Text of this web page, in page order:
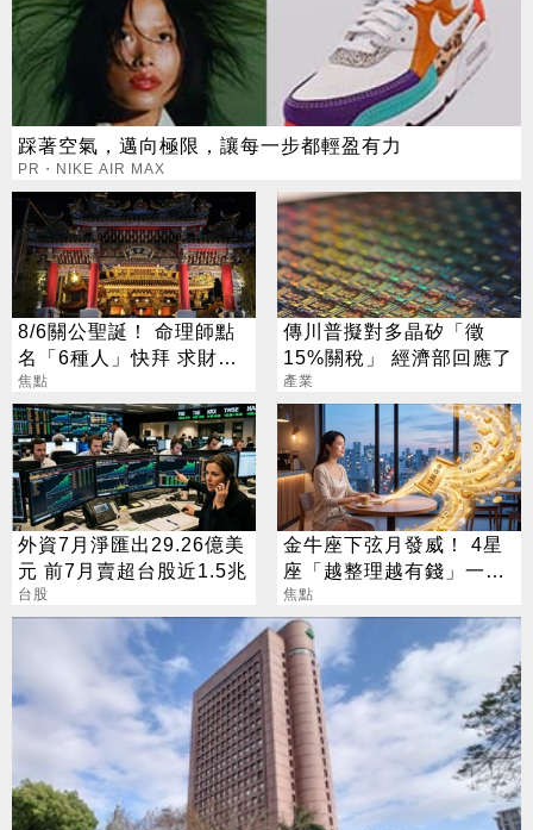
踩著空氣，邁向極限，讓每一步都輕盈有力
PR・NIKE AIR MAX
8/6關公聖誕！ 命理師點
名「6種人」快拜 求財求
職保平安
焦點
傳川普擬對多晶矽「徵
15%關稅」 經濟部回應了
產業
外資7月淨匯出29.26億美
元 前7月賣超台股近1.5兆
台股
金牛座下弦月發威！ 4星
座「越整理越有錢」一路
旺運到10月
焦點